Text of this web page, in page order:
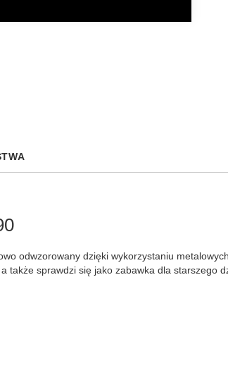
odwzorowany dzięki wykorzystaniu
sprawdzi się jako zabawka dla starszego